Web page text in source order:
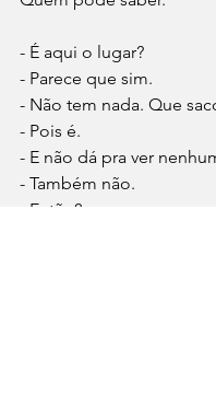
- É aqui o lugar?
- Parece que sim.
- Não tem nada. Que
- Pois é.
- E não dá pra ver
- Também não.
- Então?